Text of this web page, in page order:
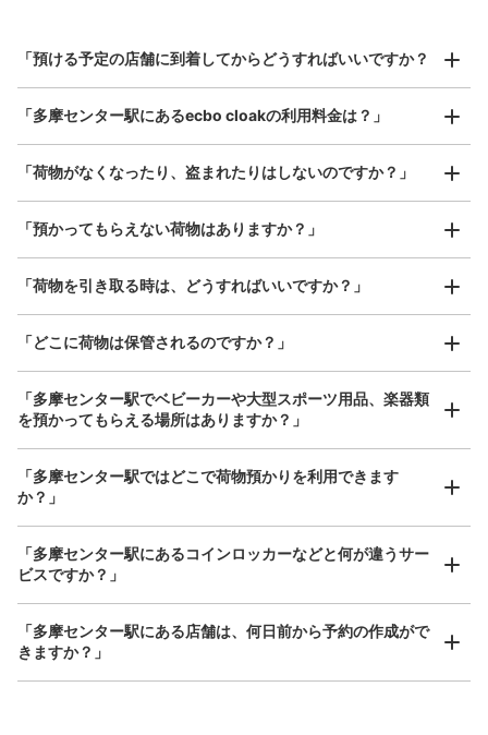
多摩モノレール 多摩センター駅駅から徒歩0分
エスカレーターおりてすぐ
保管できる荷物数
6
支払い方法
現金
このコインロッカーの位置を見る
京王多摩センター駅 中央改札コインロッ
カー
京王多摩センター駅駅から徒歩1分
本日の営業時間
京王多摩センター駅 中央口から出てエスカレーター降り
お店で荷物の写真を
好立地 / 好条件店舗も多数
楽器、ベビーカー、ゴルフバッグ等、1人が持てる大きさの荷物であればどんなサイズでも
¥800/ 日
器、ベビーカーなど）
「預ける予定の店舗に到着してからどうすればいいですか？
「多摩センター駅にあるecbo cloakの利用料金は？」
「荷物がなくなったり、盗まれたりはしないのですか？」
「預かってもらえない荷物はありますか？」
「荷物を引き取る時は、どうすればいいですか？」
「どこに荷物は保管されるのですか？」
「多摩センター駅でベビーカーや大型スポーツ用品、楽器類
を預かってもらえる場所はありますか？」
「多摩センター駅ではどこで荷物預かりを利用できます
か？」
「多摩センター駅にあるコインロッカーなどと何が違うサー
ビスですか？」
「多摩センター駅にある店舗は、何日前から予約の作成がで
きますか？」